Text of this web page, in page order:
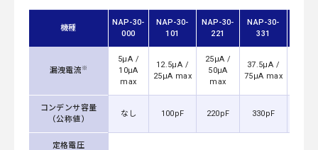
機種
NAP-30-
000
NAP-30-
101
NAP-30-
221
NAP-30-
331
漏洩電流 ※
5μA /
10μA
max
12.5μA /
25μA max
25μA /
50μA
max
37.5μA /
75μA max
コンデンサ容量
（公称値）
なし 100pF 220pF 330pF
定格電圧